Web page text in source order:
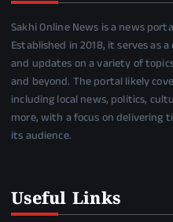
Sakhi Online News is a news
Established in 2018, it serves as
and updates on a variety of
and beyond. The portal likely
including local news, politics,
more, with a focus on delivering
its audience.
Useful Links